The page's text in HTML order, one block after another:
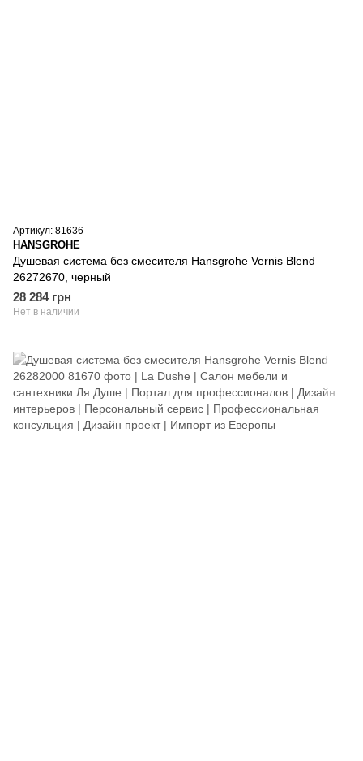
Артикул: 81636
HANSGROHE
Душевая система без смесителя Hansgrohe Vernis Blend
26272670, черный
28 284 грн
Нет в наличии